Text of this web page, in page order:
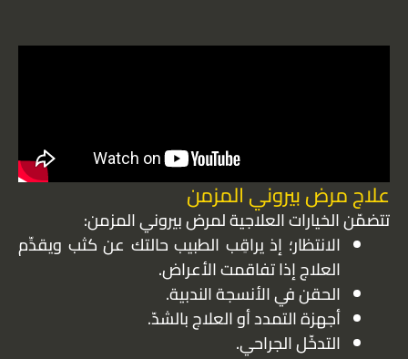
علاج مرض بيروني المزمن
تتضمّن الخيارات العلاجية لمرض بيروني المزمن:
الانتظار؛ إذ يراقِب الطبيب حالتك عن كثب ويقدِّم
العلاج إذا تفاقمت الأعراض.
الحقن في الأنسجة الندبية.
أجهزة التمدد أو العلاج بالشدّ.
التدخّل الجراحي.